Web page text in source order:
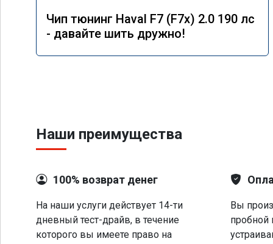
Чип тюнинг Haval F7 (F7x) 2.0 190 лс
- давайте шить дружно!
Наши преимущества
100% возврат денег
На наши услуги действует 14-ти
дневный тест-драйв, в течение
которого вы имеете право на
Вы
пробной